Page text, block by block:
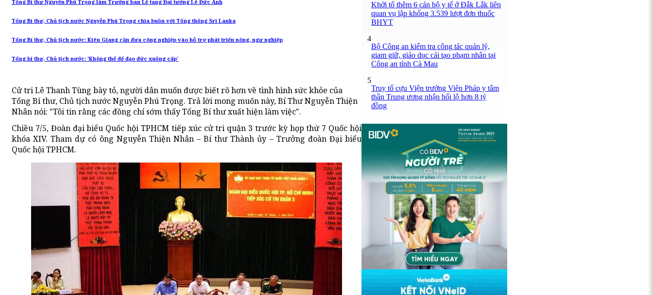
Tổng Bí thư Nguyễn Phú Trọng làm Trưởng ban Lễ tang Đại tướng Lê Đức Anh
Tổng Bí thư, Chủ tịch nước Nguyễn Phú Trọng chia buồn với Tổng thống Sri Lanka
Tổng Bí thư, Chủ tịch nước: Kiên Giang cần đưa công nghiệp vào hỗ trợ phát triển nông, ngư nghiệp
Tổng bí thư, Chủ tịch nước: 'Không thể để đạo đức xuống cấp'
Cử tri Lê Thanh Tùng bày tỏ, người dân muốn được biết rõ hơn về tình hình sức khỏe của
Tổng Bí thư, Chủ tịch nước Nguyễn Phú Trọng. Trả lời mong muốn này, Bí Thư Nguyễn Thiện
Nhân nói: "Tôi tin rằng các đồng chí sớm thấy Tổng Bí thư xuất hiện làm việc".
Chiều 7/5, Đoàn đại biểu Quốc hội TPHCM tiếp xúc cử tri quận 3 trước kỳ họp thứ 7 Quốc hội
khóa XIV. Tham dự có ông Nguyễn Thiện Nhân – Bí thư Thành ủy – Trưởng đoàn Đại biểu
Quốc hội TPHCM.
Khởi tố thêm 6 cán bộ y tế ở Đắk Lắk liên
quan vụ lập khống 3.539 lượt đơn thuốc
BHYT
4
Bộ Công an kiểm tra công tác quản lý,
giam giữ, giáo dục cải tạo phạm nhân tại
Công an tỉnh Cà Mau
5
Truy tố cựu Viện trưởng Viện Pháp y tâm
thần Trung ương nhận hối lộ hơn 8 tỷ
đồng